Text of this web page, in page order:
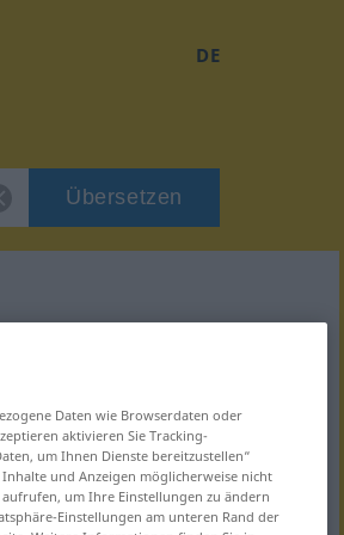
DE
Übersetzen
Daten wie Browserdaten oder
aktivieren Sie Tracking-
um Ihnen Dienste bereitzustellen“
und Anzeigen möglicherweise nicht
um Ihre Einstellungen zu ändern
Einstellungen am unteren Rand der